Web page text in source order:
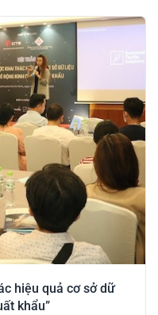
hiệu quả cơ sở dữ
khẩu”